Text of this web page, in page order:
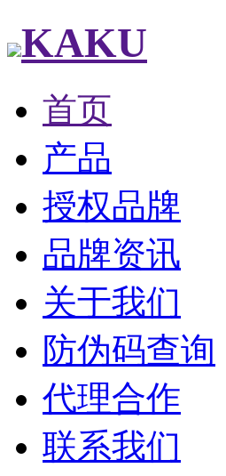
KAKU
首页
产品
授权品牌
品牌资讯
关于我们
防伪码查询
代理合作
联系我们